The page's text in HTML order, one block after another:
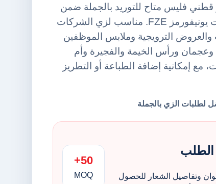
فليس متاح للتوريد بالجملة ضمن
فئة جاكيت هودي من أورينت يونيفورمز FZE. مناسب لزي الشركات
والعروض الترويجية وملابس الموظفين
ورأس الخيمة والفجيرة وأم
مع إمكانية إضافة الطباعة أو التطريز
وتفاصيل الشعار للحصول
50+
MOQ